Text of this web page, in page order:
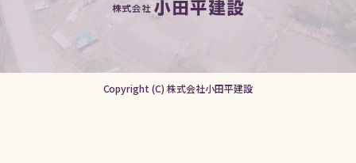
Copyright (C) 株式会社小田平建設